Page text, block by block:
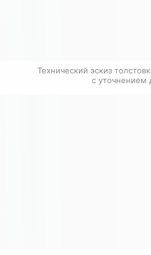
Технический эскиз
с уточнением